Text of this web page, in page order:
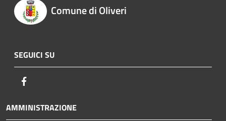
Comune di Oliveri
SEGUICI SU
AMMINISTRAZIONE